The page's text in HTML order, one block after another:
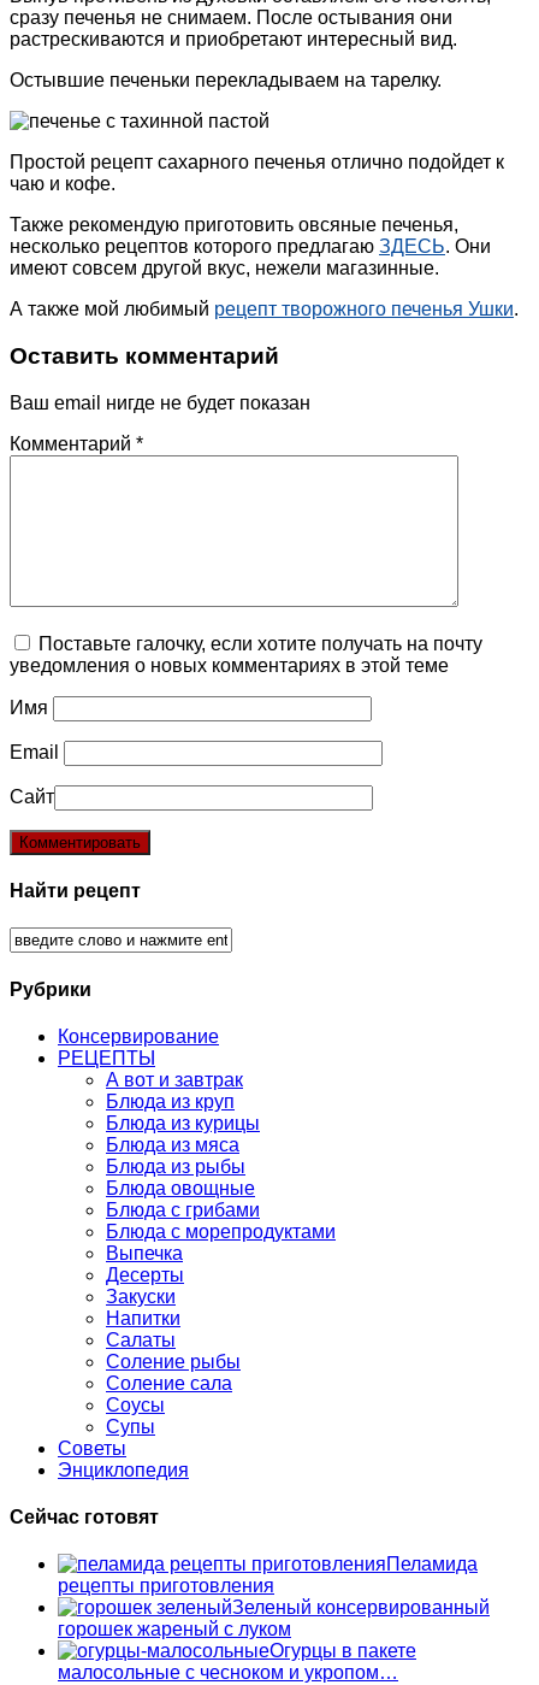
сразу печенья не снимаем. После остывания они
растрескиваются и приобретают интересный вид.
Остывшие печеньки перекладываем на тарелку.
Простой рецепт сахарного печенья отлично подойдет к
чаю и кофе.
Также рекомендую приготовить овсяные печенья,
несколько рецептов которого предлагаю ЗДЕСЬ. Они
имеют совсем другой вкус, нежели магазинные.
А также мой любимый рецепт творожного печенья Ушки.
Оставить комментарий
Ваш email нигде не будет показан
Комментарий *
Поставьте галочку, если хотите получать на почту
уведомления о новых комментариях в этой теме
Имя
Email
Сайт
Найти рецепт
Рубрики
Консервирование
РЕЦЕПТЫ
А вот и завтрак
Блюда из круп
Блюда из курицы
Блюда из мяса
Блюда из рыбы
Блюда овощные
Блюда с грибами
Блюда с морепродуктами
Выпечка
Десерты
Закуски
Напитки
Салаты
Соление рыбы
Соление сала
Соусы
Супы
Советы
Энциклопедия
Сейчас готовят
Пеламида
рецепты приготовления
Зеленый консервированный
горошек жареный с луком
Огурцы в пакете
малосольные с чесноком и укропом…